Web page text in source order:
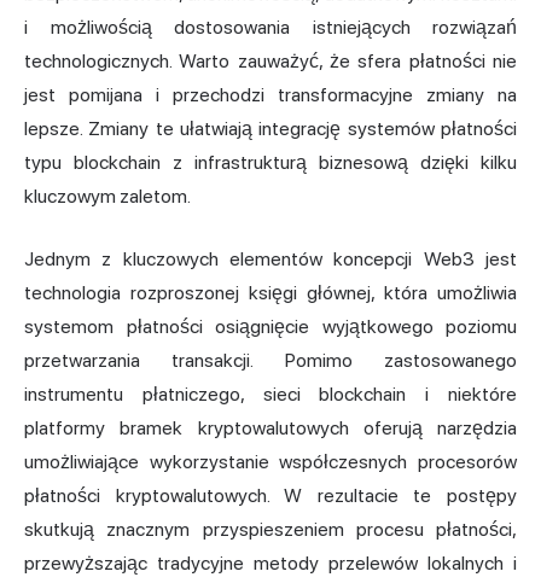
i możliwością dostosowania istniejących rozwiązań
technologicznych. Warto zauważyć, że sfera płatności nie
jest pomijana i przechodzi transformacyjne zmiany na
lepsze. Zmiany te ułatwiają integrację systemów płatności
typu blockchain z infrastrukturą biznesową dzięki kilku
kluczowym zaletom.
Jednym z kluczowych elementów koncepcji Web3 jest
technologia rozproszonej księgi głównej, która umożliwia
systemom płatności osiągnięcie wyjątkowego poziomu
przetwarzania transakcji. Pomimo zastosowanego
instrumentu płatniczego, sieci blockchain i niektóre
platformy bramek kryptowalutowych oferują narzędzia
umożliwiające wykorzystanie współczesnych procesorów
płatności kryptowalutowych. W rezultacie te postępy
skutkują znacznym przyspieszeniem procesu płatności,
przewyższając tradycyjne metody przelewów lokalnych i